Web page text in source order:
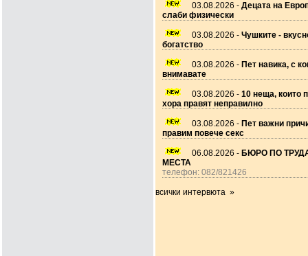
03.08.2026 - Децата на
слаби физически
03.08.2026 - Чушките -
богатство
03.08.2026 - Пет навика, с
внимавате
03.08.2026 - 10 неща, които
хора правят неправилно
03.08.2026 - Пет важни
правим повече секс
06.08.2026 - БЮРО ПО
МЕСТА
телефон: 082/821426
всички интервюта »